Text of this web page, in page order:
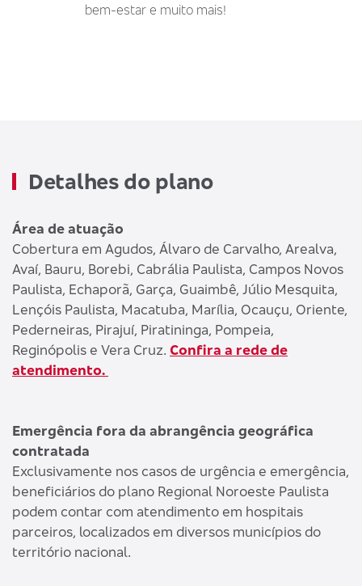
bem-estar e muito mais!
Detalhes do plano
Área de atuação
Cobertura em Agudos, Álvaro de Carvalho, Arealva,
Avaí, Bauru, Borebi, Cabrália Paulista, Campos Novos
Paulista, Echaporã, Garça, Guaimbê, Júlio Mesquita,
Lençóis Paulista, Macatuba, Marília, Ocauçu, Oriente,
Pederneiras, Pirajuí, Piratininga, Pompeia,
Reginópolis e Vera Cruz. Confira a rede de
atendimento.
Emergência fora da abrangência geográfica
contratada
Exclusivamente nos casos de urgência e emergência,
beneficiários do plano Regional Noroeste Paulista
podem contar com atendimento em hospitais
parceiros, localizados em diversos municípios do
território nacional.